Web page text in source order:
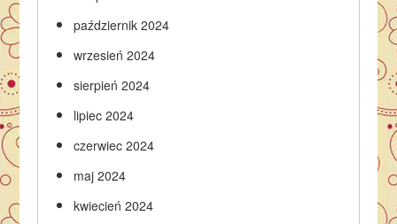
październik 2024
wrzesień 2024
sierpień 2024
lipiec 2024
czerwiec 2024
maj 2024
kwiecień 2024